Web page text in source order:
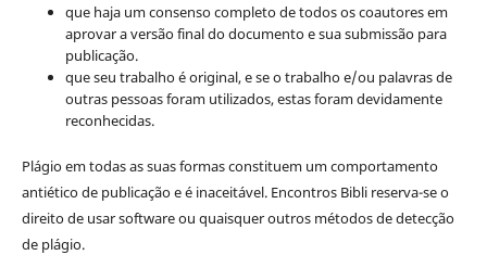
que haja um consenso completo de todos os coautores em
aprovar a versão final do documento e sua submissão para
publicação.
que seu trabalho é original, e se o trabalho e/ou palavras de
outras pessoas foram utilizados, estas foram devidamente
reconhecidas.
Plágio em todas as suas formas constituem um comportamento
antiético de publicação e é inaceitável. Encontros Bibli reserva-se o
direito de usar software ou quaisquer outros métodos de detecção
de plágio.